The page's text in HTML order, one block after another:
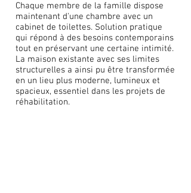
Chaque membre de la famille dispose
maintenant d'une chambre avec un
cabinet de toilettes. Solution pratique
qui répond à des besoins contemporains
tout en préservant une certaine intimité.
La maison existante avec ses limites
structurelles a ainsi pu être transformée
en un lieu plus moderne, lumineux et
spacieux, essentiel dans les projets de
réhabilitation.